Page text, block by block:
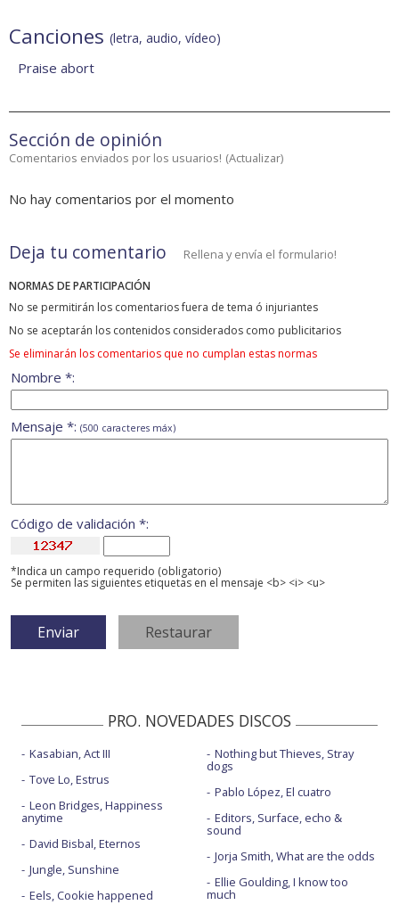
Canciones (letra, audio, vídeo)
Praise abort
Sección de opinión
Comentarios enviados por los usuarios! (Actualizar)
No hay comentarios por el momento
Deja tu comentario Rellena y envía el formulario!
NORMAS DE PARTICIPACIÓN
No se permitirán los comentarios fuera de tema ó injuriantes
No se aceptarán los contenidos considerados como publicitarios
Se eliminarán los comentarios que no cumplan estas normas
Nombre *:
Mensaje *: (500 caracteres máx)
Código de validación *:
*Indica un campo requerido (obligatorio)
Se permiten las siguientes etiquetas en el mensaje <b> <i> <u>
PRO. NOVEDADES DISCOS
Kasabian, Act III
Tove Lo, Estrus
Leon Bridges, Happiness
anytime
David Bisbal, Eternos
Jungle, Sunshine
Eels, Cookie happened
Nothing but Thieves, Stray
dogs
Pablo López, El cuatro
Editors, Surface, echo &
sound
Jorja Smith, What are the odds
Ellie Goulding, I know too
much